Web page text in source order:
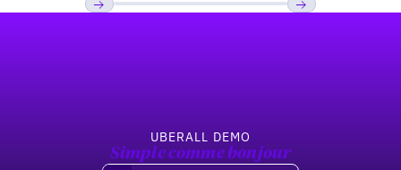
UBERALL DEMO
Simple comme bonjour